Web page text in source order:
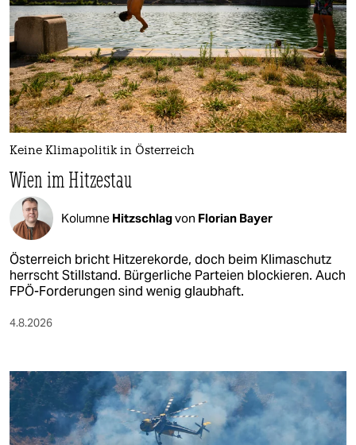
Keine Klimapolitik in Österreich
Wien im Hitzestau
Kolumne Hitzschlagvon Florian Bayer
Österreich bricht Hitzerekorde, doch beim Klimaschutz
herrscht Stillstand. Bürgerliche Parteien blockieren. Auch
FPÖ-Forderungen sind wenig glaubhaft.
4.8.2026